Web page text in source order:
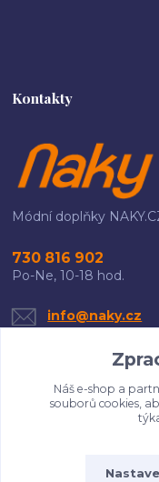
Kontakty
Módní doplňky
730 816 902
Po-Ne, 10-18 hod.
info@naky.cz
Náš e-shop a
souborů cookies,